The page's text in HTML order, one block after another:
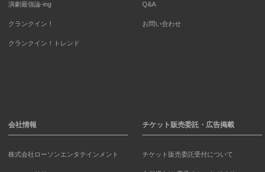
演劇最強論-ing
クランクイン！
クランクイン！トレンド
Q&A
お問い合わせ
会社情報
株式会社ローソンエンタテインメント
チケット販売委託・広告掲載
チケット販売委託受付について